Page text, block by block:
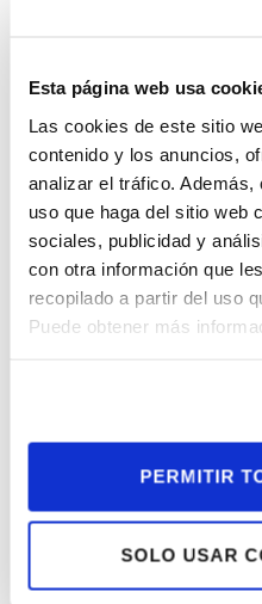
Esta página web usa
Las cookies de este sitio
contenido y los anuncios,
analizar el tráfico.
uso que haga del sitio web
sociales, publicidad y
con otra información que
recopilado a partir del uso
Puede obtener más
PERMITIR
SOLO USAR
y los servicios ofertados
los programas
y la información
No se permite la
no estrictamente
totales o parciales, del
consentimiento previo y
8. Propiedad
puestos a su disposición
Consolidaciones, aun
disposición pública.
de explotación y